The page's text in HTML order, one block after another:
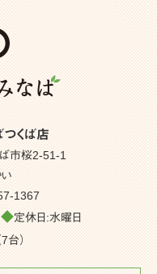
つくば店
市桜2-51-1
い
1367
◆定休日:水曜日
台）